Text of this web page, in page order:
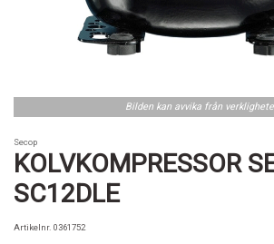
Bilden kan avvika från
Secop
KOLVKOMPRESSOR
SC12DLE
Artikelnr. 0361752